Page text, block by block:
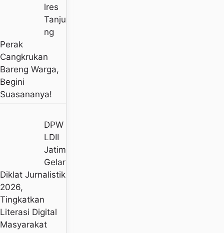
Lres
Tanju
Ng
Perak
Cangkrukan
Bareng Warga,
Begini
Suasananya!
DPW
LDII
Jatim
Gelar
Diklat Jurnalistik
2026,
Tingkatkan
Literasi Digital
Masyarakat